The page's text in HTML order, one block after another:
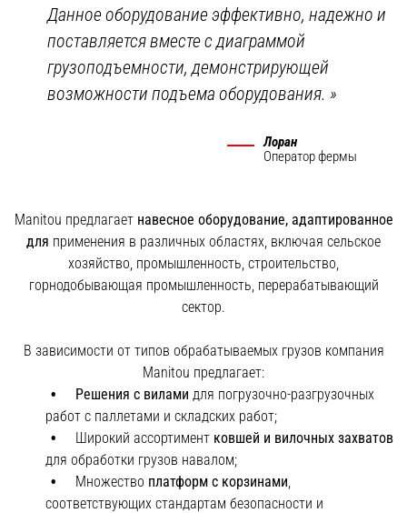
Данное оборудование эффективно, надежно и
поставляется вместе с диаграммой
грузоподъемности, демонстрирующей
возможности подъема оборудования.»
Лоран
Оператор фермы
Manitou предлагает навесное оборудование, адаптированное
для применения в различных областях, включая сельское
хозяйство, промышленность, строительство,
горнодобывающая промышленность, перерабатывающий
сектор.
В зависимости от типов обрабатываемых грузов компания
Manitou предлагает:
Решения с вилами для погрузочно-разгрузочных
работ с паллетами и складских работ;
Широкий ассортимент ковшей и вилочных захватов
для обработки грузов навалом;
Множество платформ с корзинами
соответствующих стандартам безопасности и